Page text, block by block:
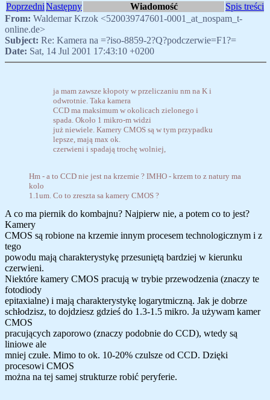
PoprzedniNastępny Wiadomość
Spis treści
From: Waldemar Krzok <520039747601-0001_at_nospam_t-
online.de>
Subject: Re: Kamera na =?iso-8859-2?Q?podczerwie=F1?=
Date: Sat, 14 Jul 2001 17:43:10 +0200
ja mam zawsze kłopoty w przeliczaniu nm na K i
odwrotnie. Taka kamera
CCD ma maksimum w okolicach zielonego i
spada. Około 1 mikro-m widzi
już niewiele. Kamery CMOS są w tym przypadku
lepsze, mają max ok.
czerwieni i spadają trochę wolniej,
Hm - a to CCD nie jest na krzemie ? IMHO - krzem to z natury ma
kolo
1.1um. Co to zreszta sa kamery CMOS ?
A co ma piernik do kombajnu? Najpierw nie, a potem co to jest?
Kamery
CMOS są robione na krzemie innym procesem technologicznym i z
tego
powodu mają charakterystykę przesuniętą bardziej w kierunku
czerwieni.
Niektóre kamery CMOS pracują w trybie przewodzenia (znaczy te
fotodiody
epitaxialne) i mają charakterystykę logarytmiczną. Jak je dobrze
schłodzisz, to dojdziesz gdzieś do 1.3-1.5 mikro. Ja używam kamer
CMOS
pracujących zaporowo (znaczy podobnie do CCD), wtedy są
liniowe ale
mniej czułe. Mimo to ok. 10-20% czulsze od CCD. Dzięki
procesowi CMOS
można na tej samej strukturze robić peryferie.